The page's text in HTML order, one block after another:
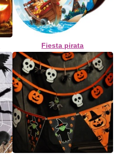
Fiesta pirata